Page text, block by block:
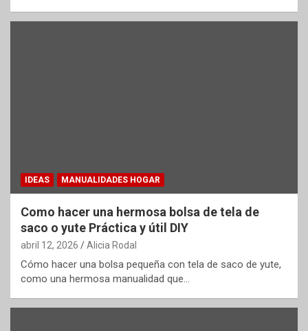
IDEAS MANUALIDADES HOGAR
Como hacer una hermosa bolsa de tela de
saco o yute Práctica y útil DIY
abril 12, 2026 Alicia Rodal
Cómo hacer una bolsa pequeña con tela de saco de yute,
como una hermosa manualidad que…